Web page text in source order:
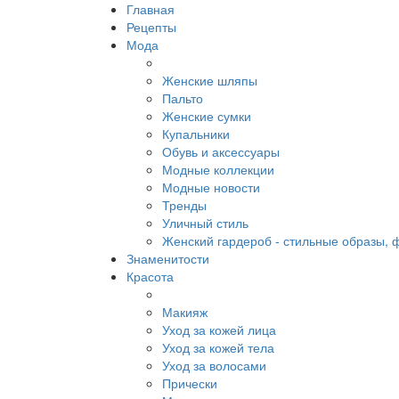
Главная
Рецепты
Мода
Женские шляпы
Пальто
Женские сумки
Купальники
Обувь и аксессуары
Модные коллекции
Модные новости
Тренды
Уличный стиль
Женский гардероб - стильные образы,
Знаменитости
Красота
Макияж
Уход за кожей лица
Уход за кожей тела
Уход за волосами
Прически